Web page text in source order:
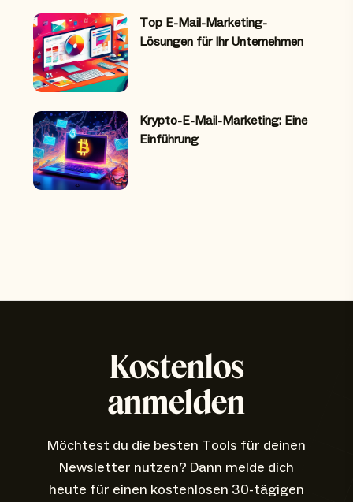
Top E-Mail-Marketing-
Lösungen für Ihr Unternehmen
Krypto-E-Mail-Marketing: Eine
Einführung
Kostenlos
anmelden
Möchtest du die besten Tools für deinen
Newsletter nutzen? Dann melde dich
heute für einen kostenlosen 30-tägigen